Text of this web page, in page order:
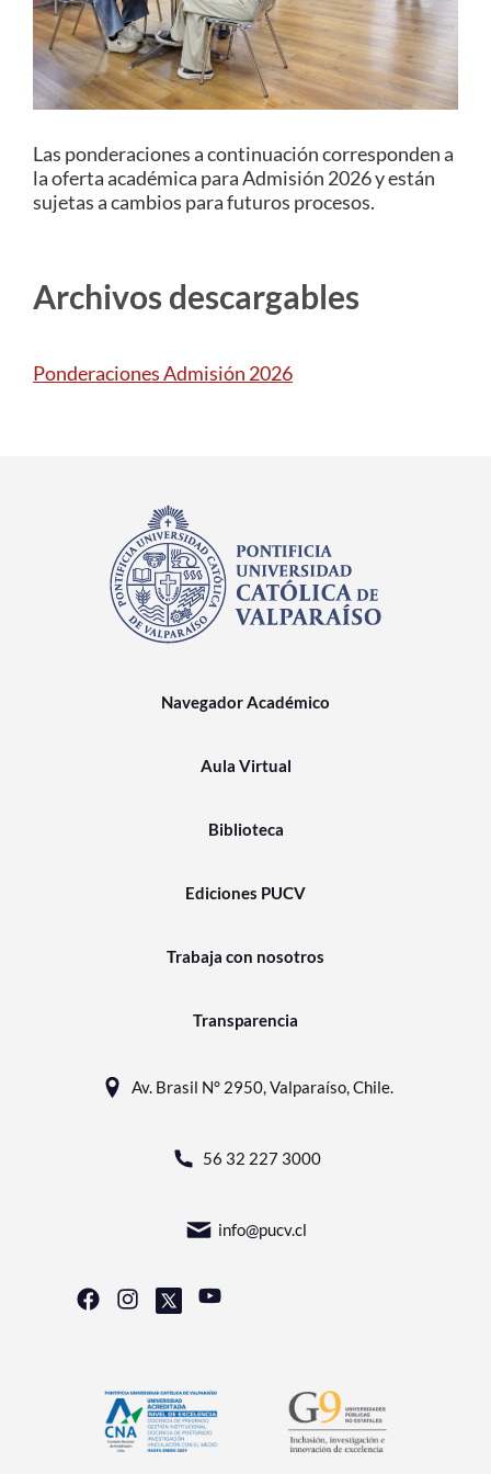
Estudiantes
Académicos
Funcionarios
Alumni
Las ponderaciones a continuación corresponden a
la oferta académica para Admisión 2026 y están
sujetas a cambios para futuros procesos.
Archivos descargables
Ponderaciones Admisión 2026
Navegador Académico
Aula Virtual
Biblioteca
Ediciones PUCV
Trabaja con nosotros
Transparencia
Av. Brasil N° 2950, Valparaíso, Chile.
56 32 227 3000
info@pucv.cl